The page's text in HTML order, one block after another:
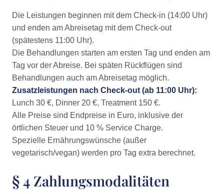
Die Leistungen beginnen mit dem Check-in (14:00 Uhr)
und enden am Abreisetag mit dem Check-out
(spätestens 11:00 Uhr).
Die Behandlungen starten am ersten Tag und enden am
Tag vor der Abreise. Bei späten Rückflügen sind
Behandlungen auch am Abreisetag möglich.
Zusatzleistungen nach Check-out (ab 11:00 Uhr):
Lunch 30 €, Dinner 20 €, Treatment 150 €.
Alle Preise sind Endpreise in Euro, inklusive der
örtlichen Steuer und 10 % Service Charge.
Spezielle Ernährungswünsche (außer
vegetarisch/vegan) werden pro Tag extra berechnet.
§ 4 Zahlungsmodalitäten